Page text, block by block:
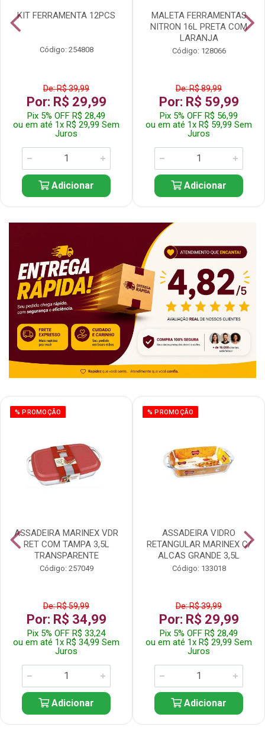
KIT FERRAMENTA 12PCS
Código: 254808
De: R$ 39,99
Por: R$ 29,99
Pix 5% OFF R$ 28,49
ou em até 1x R$ 29,99 Sem
Juros
Adicionar
MALETA FERRAMENTAS
NITRON 16L PRETA COM
LARANJA
Código: 128066
De: R$ 89,99
Por: R$ 59,99
Pix 5% OFF R$ 56,99
ou em até 1x R$ 59,99 Sem
Juros
Adicionar
% PROMOÇÃO
ASSADEIRA MARINEX VDR
RET COM TAMPA 3,5L
TRANSPARENTE
Código: 257049
De: R$ 59,99
Por: R$ 34,99
Pix 5% OFF R$ 33,24
ou em até 1x R$ 34,99 Sem
Juros
Adicionar
% PROMOÇÃO
ASSADEIRA VIDRO
RETANGULAR MARINEX C/
ALCAS GRANDE 3,5L
Código: 133018
De: R$ 39,99
Por: R$ 29,99
Pix 5% OFF R$ 28,49
ou em até 1x R$ 29,99 Sem
Juros
Adicionar